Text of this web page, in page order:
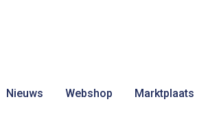
Nieuws Webshop Marktplaats